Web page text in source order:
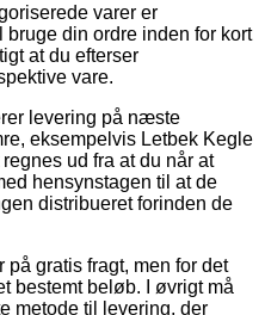
varer er
din ordre inden for kort
at du efterser
vare.
levering på næste
eksempelvis Letbek Kegle
ud fra at du når at
hensynstagen til at de
distribueret forinden de
gratis fragt, men for det
bestemt beløb. I øvrigt må
metode til levering, der